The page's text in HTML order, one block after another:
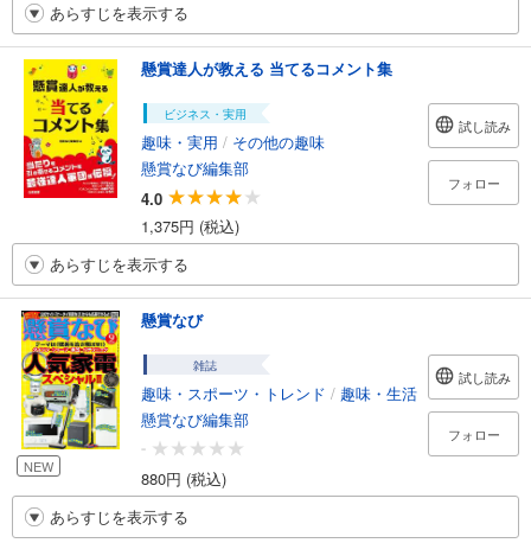
あらすじを表示する
懸賞達人が教える 当てるコメント集
ビジネス・実用
趣味・実用 / その他の趣味
懸賞なび編集部
4.0
1,375円 (税込)
試し読み
フォロー
あらすじを表示する
NEW
懸賞なび
雑誌
趣味・スポーツ・トレンド / 趣味・生活
懸賞なび編集部
-
880円 (税込)
試し読み
フォロー
あらすじを表示する